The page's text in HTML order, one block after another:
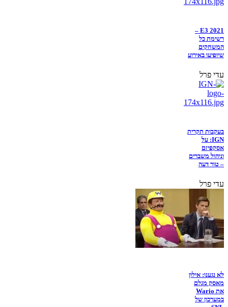
E3 2021 –
רשימת כל
המשחקים
שיופיעו באירוע
עדי פרל
בעקבות תקרית
IGN: על
אסקפיזם
וניהול משברים
– טור דעה
עדי פרל
לא נגענו: אילון
מאסק מגלם
את Wario
במערכון של